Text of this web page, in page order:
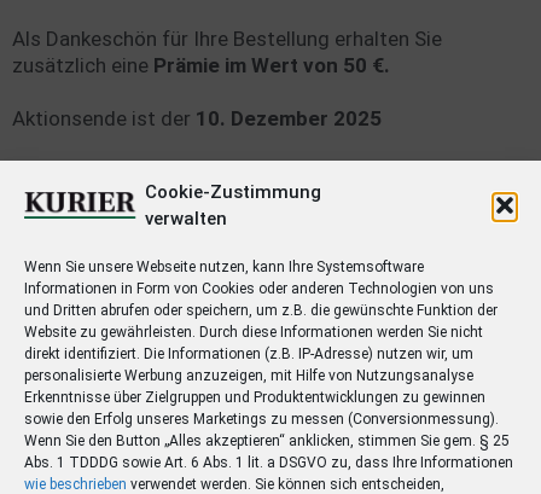
Cookie-Zustimmung
verwalten
Wenn Sie unsere Webseite nutzen, kann Ihre Systemsoftware
Informationen in Form von Cookies oder anderen Technologien von uns
und Dritten abrufen oder speichern, um z.B. die gewünschte Funktion der
Website zu gewährleisten. Durch diese Informationen werden Sie nicht
direkt identifiziert. Die Informationen (z.B. IP-Adresse) nutzen wir, um
personalisierte Werbung anzuzeigen, mit Hilfe von Nutzungsanalyse
Erkenntnisse über Zielgruppen und Produktentwicklungen zu gewinnen
sowie den Erfolg unseres Marketings zu messen (Conversionmessung).
Wenn Sie den Button „Alles akzeptieren“ anklicken, stimmen Sie gem. § 25
Abs. 1 TDDDG sowie Art. 6 Abs. 1 lit. a DSGVO zu, dass Ihre Informationen
wie beschrieben verwendet werden. Sie können sich entscheiden,
Als Dankeschön für Ihre Bestellung erhalten Sie
zusätzlich eine Prämie im Wert von 50 €.
Aktionsende ist der 10. Dezember 2025
Ihre Vorteile mit dem digitalen Zugang
Lesehilfen im E-Paper
Rätselspaß mit vielfältigen Knobeleien
Sparen in der Vorteilswelt
Zugriff auf alle Premium-Inhalte auf kurier.de
Gutschein nach Wahl: Edeka, Rossmann oder hagebau
Die Gutscheine werden im Januar 2026 verschickt.